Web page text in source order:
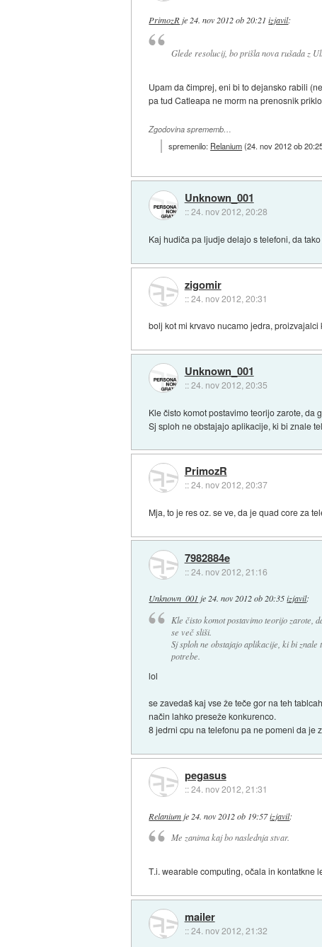
PrimozR je 24. nov 2012 ob 20:21 izjavil:
Glede resolucij, bo prišla nova rušada z
Upam da čimprej, eni bi to dejansko rabili
pa tud Catleapa ne morm na prenosnik
Zgodovina sprememb…
spremenilo: Relanium(24. nov 2012 ob
Unknown_001
::24. nov 2012, 20:28
Kaj hudiča pa ljudje delajo s telefoni, da
zigomir
::24. nov 2012, 20:31
bolj kot mi krvavo nucamo jedra,
Unknown_001
::24. nov 2012, 20:35
Kle čisto komot postavimo teorijo zarote, da
Sj sploh ne obstajajo aplikacije, ki bi znale
PrimozR
::24. nov 2012, 20:37
Mja, to je res oz. se ve, da je quad core za
7982884e
::24. nov 2012, 21:16
Unknown_001 je24. nov 2012 ob 20:35 izjavil:
Kle čisto komot postavimo teorijo zarote,
se več sliši.
Sj sploh ne obstajajo aplikacije, ki bi
potrebe.
lol
se zavedaš kaj vse že teče gor na teh
način lahko preseže konkurenco.
8 jedrni cpu na telefonu pa ne pomeni da je
pegasus
::24. nov 2012, 21:31
Relanium je 24. nov 2012 ob 19:57izjavil:
Me zanima kaj bo naslednja stvar.
T.i. wearable computing, očala in kontatkne
mailer
::24. nov 2012, 21:32